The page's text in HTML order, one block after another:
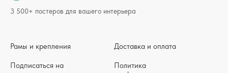
Рамы и крепления
Подписаться на
Доставка и оплата
Политика
3 500+ постеров для вашего интерьера